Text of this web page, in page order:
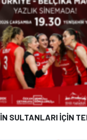
SULTANLARI İÇİN